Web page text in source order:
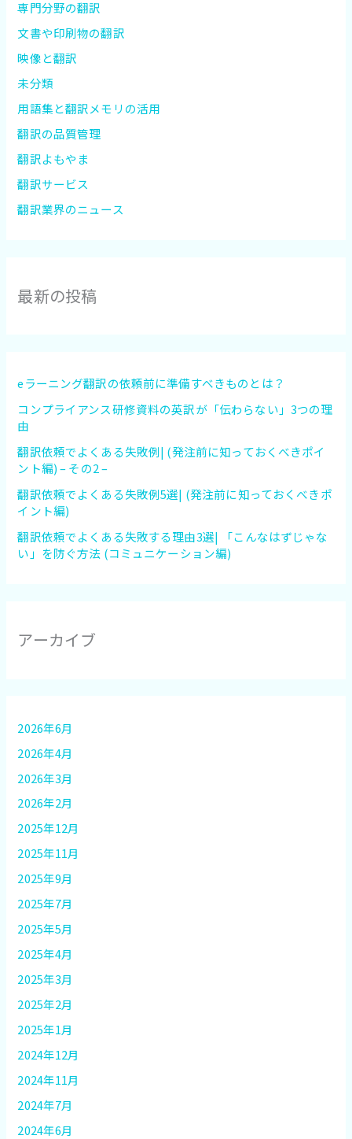
専門分野の翻訳
文書や印刷物の翻訳
映像と翻訳
未分類
用語集と翻訳メモリの活用
翻訳の品質管理
翻訳よもやま
翻訳サービス
翻訳業界のニュース
最新の投稿
eラーニング翻訳の依頼前に準備すべきものとは？
コンプライアンス研修資料の英訳が「伝わらない」3つの理
由
翻訳依頼でよくある失敗例| (発注前に知っておくべきポイ
ント編) – その2 –
翻訳依頼でよくある失敗例5選| (発注前に知っておくべきポ
イント編)
翻訳依頼でよくある失敗する理由3選| 「こんなはずじゃな
い」を防ぐ方法 (コミュニケーション編)
アーカイブ
2026年6月
2026年4月
2026年3月
2026年2月
2025年12月
2025年11月
2025年9月
2025年7月
2025年5月
2025年4月
2025年3月
2025年2月
2025年1月
2024年12月
2024年11月
2024年7月
2024年6月